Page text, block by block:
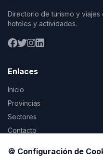
Directorio de turismo y viajes
hoteles y actividades.
Enlaces
Inicio
Provincias
Sectores
Contacto
Legal
🍪 Configuración de